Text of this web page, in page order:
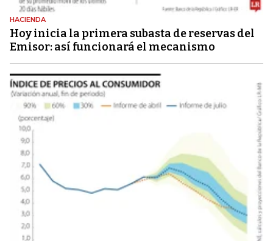
HACIENDA
Hoy inicia la primera subasta de reservas del
Emisor: así funcionará el mecanismo